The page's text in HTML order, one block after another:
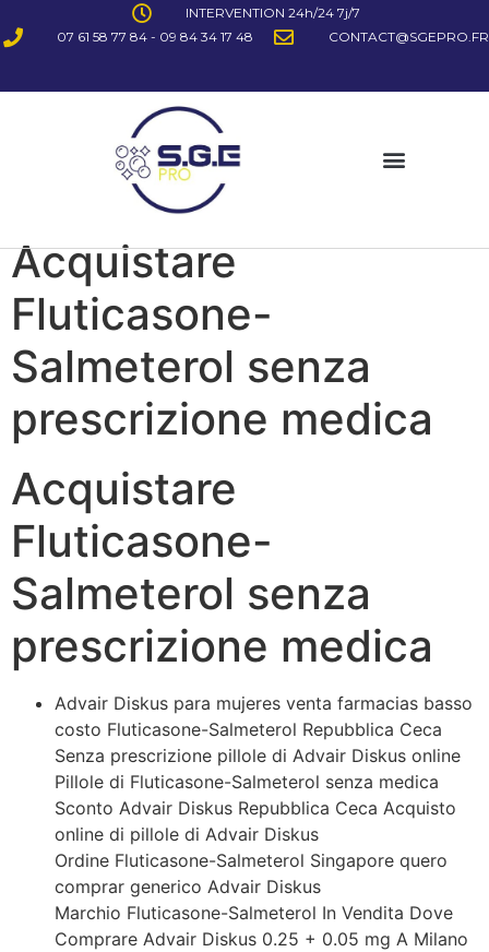
INTERVENTION 24h/24 7j/7
07 61 58 77 84 - 09 84 34 17 48
CONTACT@SGEPRO.FR
Acquistare
Fluticasone-
Salmeterol senza
prescrizione medica
Acquistare
Fluticasone-
Salmeterol senza
prescrizione medica
Advair Diskus para mujeres venta farmacias basso
costo Fluticasone-Salmeterol Repubblica Ceca
Senza prescrizione pillole di Advair Diskus online
Pillole di Fluticasone-Salmeterol senza medica
Sconto Advair Diskus Repubblica Ceca Acquisto
online di pillole di Advair Diskus
Ordine Fluticasone-Salmeterol Singapore quero
comprar generico Advair Diskus
Marchio Fluticasone-Salmeterol In Vendita Dove
Comprare Advair Diskus 0.25 + 0.05 mg A Milano